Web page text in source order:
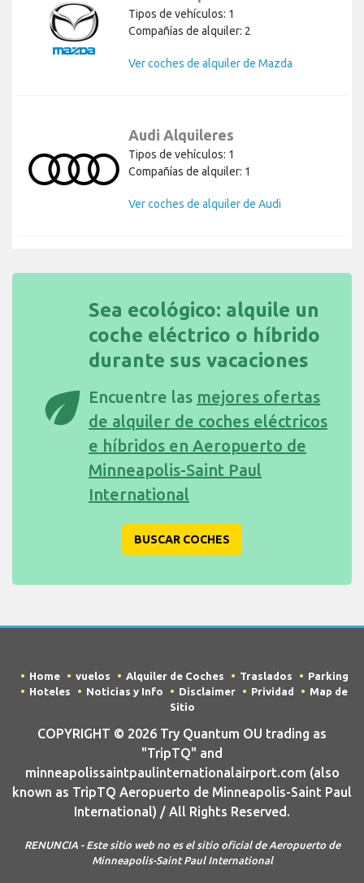
Tipos de vehículos: 1
Compañías de alquiler: 2
Ver coches de alquiler de Mazda
Audi Alquileres
Tipos de vehículos: 1
Compañías de alquiler: 1
Ver coches de alquiler de Audi
eco
Sea ecológico: alquile un
coche eléctrico o híbrido
durante sus vacaciones
Encuentre las mejores ofertas
de alquiler de coches eléctricos
e híbridos en Aeropuerto de
Minneapolis-Saint Paul
International
BUSCAR COCHES
Home vuelos Alquiler de Coches Traslados
Parking
Hoteles
Noticias y Info Disclaimer Prividad
Map de
Sitio
COPYRIGHT © 2026 Try Quantum OU trading as
"TripTQ" and
minneapolissaintpaulinternationalairport.com (also
known as TripTQ Aeropuerto de Minneapolis-Saint Paul
International) / All Rights Reserved.
RENUNCIA - Este sitio web no es el sitio oficial de Aeropuerto de
Minneapolis-Saint Paul International